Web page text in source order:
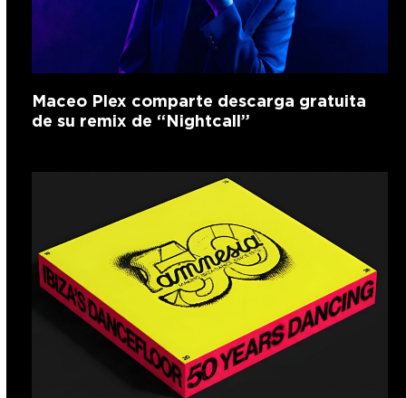
Maceo Plex comparte descarga gratuita
de su remix de “Nightcall”